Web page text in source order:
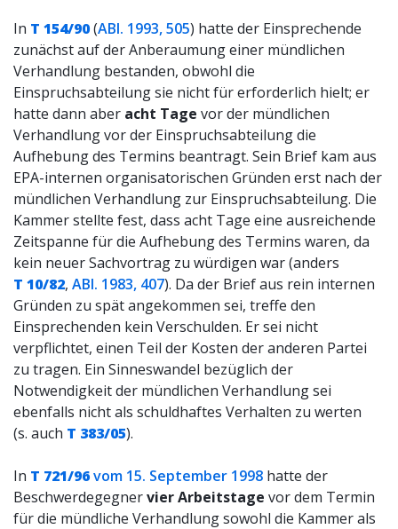
In T 154/90(ABl. 1993, 505) hatte der Einsprechende
zunächst auf der Anberaumung einer mündlichen
Verhandlung bestanden, obwohl die
Einspruchsabteilung sie nicht für erforderlich hielt; er
hatte dann aber acht Tage vor der mündlichen
Verhandlung vor der Einspruchsabteilung die
Aufhebung des Termins beantragt. Sein Brief kam aus
EPA-internen organisatorischen Gründen erst nach der
mündlichen Verhandlung zur Einspruchsabteilung. Die
Kammer stellte fest, dass acht Tage eine ausreichende
Zeitspanne für die Aufhebung des Termins waren, da
kein neuer Sachvortrag zu würdigen war (anders
T 10/82, ABl. 1983, 407). Da der Brief aus rein internen
Gründen zu spät angekommen sei, treffe den
Einsprechenden kein Verschulden. Er sei nicht
verpflichtet, einen Teil der Kosten der anderen Partei
zu tragen. Ein Sinneswandel bezüglich der
Notwendigkeit der mündlichen Verhandlung sei
ebenfalls nicht als schuldhaftes Verhalten zu werten
(s. auch T 383/05).
In T 721/96vom 15. September 1998 hatte der
Beschwerdegegnervier Arbeitstage vor dem Termin
für die mündliche Verhandlung sowohl die Kammer als